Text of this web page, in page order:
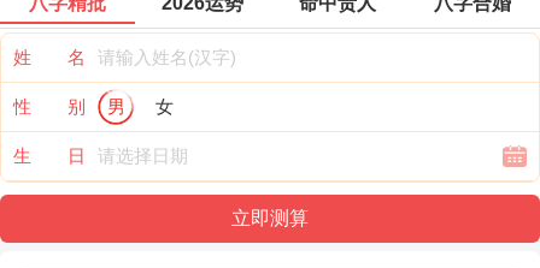
姓 名
性 别 男 女
生 日